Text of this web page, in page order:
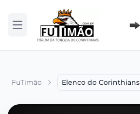
Abrir menu
FuTimão Elenco do Corinthians